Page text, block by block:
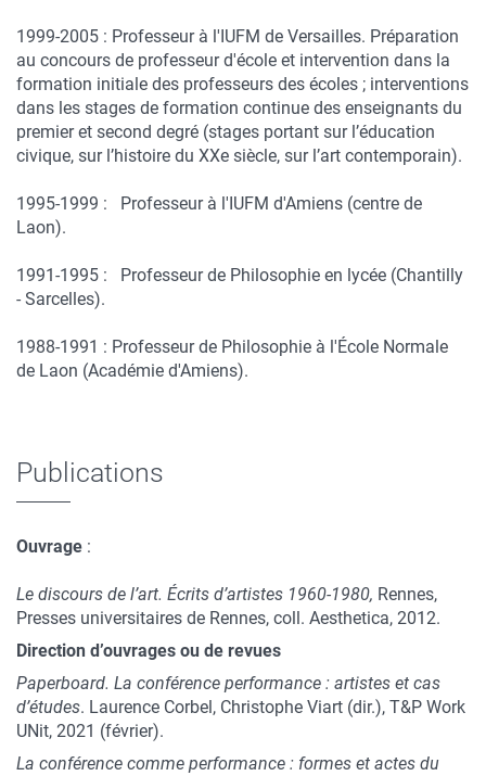
1999-2005 : Professeur à l'IUFM de Versailles. Préparation
au concours de professeur d'école et intervention dans la
formation initiale des professeurs des écoles ; interventions
dans les stages de formation continue des enseignants du
premier et second degré (stages portant sur l’éducation
civique, sur l’histoire du XXe siècle, sur l’art contemporain).
1995-1999 : Professeur à l'IUFM d'Amiens (centre de
Laon).
1991-1995 : Professeur de Philosophie en lycée (Chantilly
- Sarcelles).
1988-1991 : Professeur de Philosophie à l'École Normale
de Laon (Académie d'Amiens).
Publications
Ouvrage :
Le discours de l’art. Écrits d’artistes 1960-1980, Rennes,
Presses universitaires de Rennes, coll. Aesthetica, 2012.
Direction d’ouvrages ou de revues
Paperboard. La conférence performance : artistes et cas
d’études. Laurence Corbel, Christophe Viart (dir.), T&P Work
UNit, 2021 (février).
La conférence comme performance : formes et actes du